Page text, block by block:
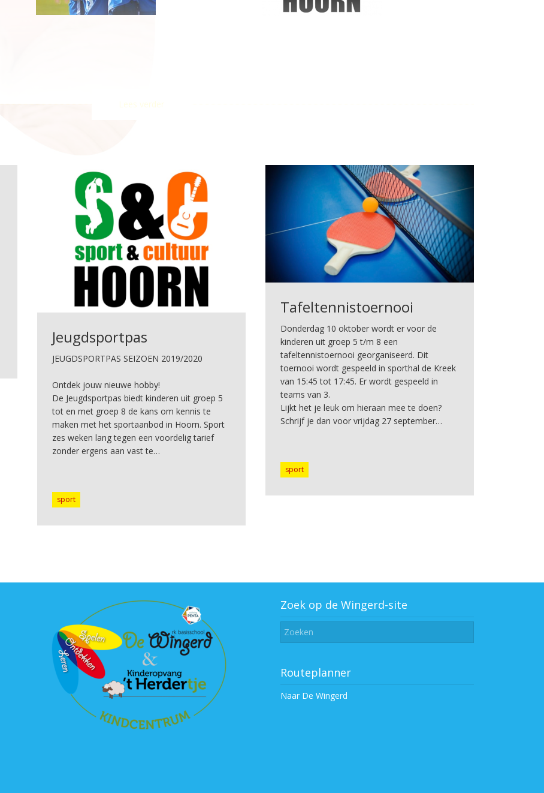
Lees verder
Jeugdsportpas
JEUGDSPORTPAS SEIZOEN 2019/2020
Ontdek jouw nieuwe hobby!
De Jeugdsportpas biedt kinderen uit groep 5
tot en met groep 8 de kans om kennis te
maken met het sportaanbod in Hoorn. Sport
zes weken lang tegen een voordelig tarief
zonder ergens aan vast te…
sport
Tafeltennistoernooi
Donderdag 10 oktober wordt er voor de
kinderen uit groep 5 t/m 8 een
tafeltennistoernooi georganiseerd. Dit
toernooi wordt gespeeld in sporthal de Kreek
van 15:45 tot 17:45. Er wordt gespeeld in
teams van 3.
Lijkt het je leuk om hieraan mee te doen?
Schrijf je dan voor vrijdag 27 september…
sport
Zoek op de Wingerd-site
Routeplanner
Naar De Wingerd